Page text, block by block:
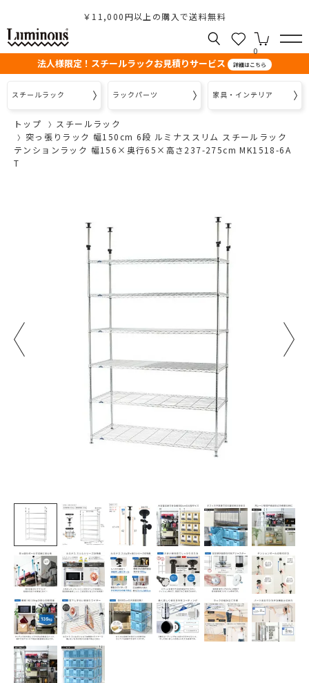
￥11,000円以上の購入で送料無料
0
法人様限定！スチールラックお見積りサービス 詳細はこちら
スチールラック ラックパーツ 家具・インテリア
トップ
スチールラック
突っ張りラック 幅150cm 6段 ルミナススリム スチールラック
テンションラック 幅156×奥行65×高さ237-275cm MK1518-6A
T